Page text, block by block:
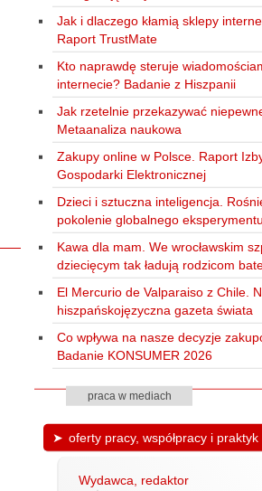
Jak i dlaczego kłamią sklepy
Raport TrustMate
Kto naprawdę steruje
internecie? Badanie z Hiszpanii
Jak rzetelnie przekazywać
Metaanaliza naukowa
Zakupy online w Polsce. Raport
Gospodarki Elektronicznej
Dzieci i sztuczna inteligencja.
pokolenie globalnego eksperymentu
Kawa dla mam. We wrocławskim
dziecięcym tak ładują rodzicom
El Mercurio de Valparaiso z Chile.
hiszpańskojęzyczna gazeta świata
Co wpływa na nasze decyzje
Badanie KONSUMER 2026
praca w mediach
oferty pracy, współpracy i praktyk
Wydawca, redaktor